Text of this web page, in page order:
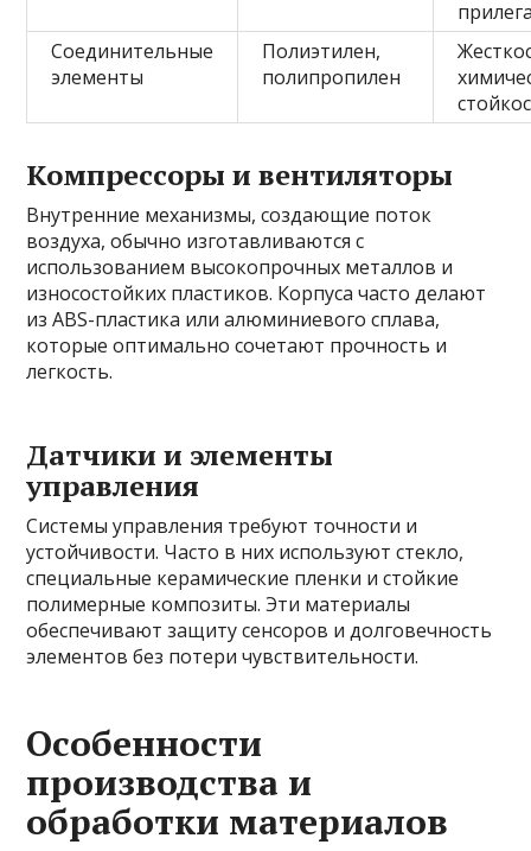
Соединительные
элементы
Полиэтилен,
полипропилен
Компрессоры и вентиляторы
Внутренние механизмы, создающие поток
воздуха, обычно изготавливаются с
использованием высокопрочных металлов и
износостойких пластиков. Корпуса часто делают
из ABS-пластика или алюминиевого сплава,
которые оптимально сочетают прочность и
легкость.
Датчики и элементы
управления
Системы управления требуют точности и
устойчивости. Часто в них используют стекло,
специальные керамические пленки и стойкие
полимерные композиты. Эти материалы
обеспечивают защиту сенсоров и долговечность
элементов без потери чувствительности.
Особенности
производства и
обработки материалов